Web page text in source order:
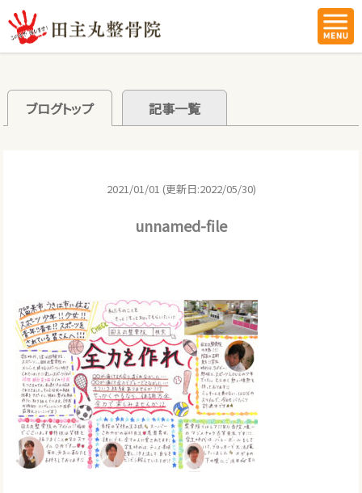
ブログトップ 記事一覧
2021/01/01 (更新日:2022/05/30)
unnamed-file